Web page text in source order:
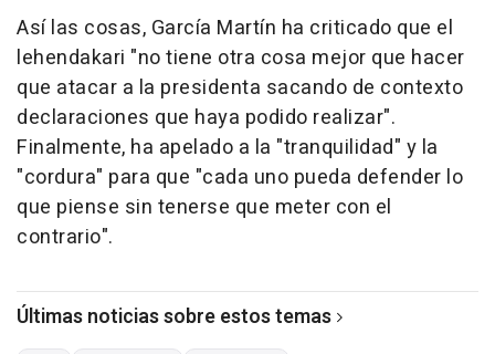
Así las cosas, García Martín ha criticado que el
lehendakari "no tiene otra cosa mejor que hacer
que atacar a la presidenta sacando de contexto
declaraciones que haya podido realizar".
Finalmente, ha apelado a la "tranquilidad" y la
"cordura" para que "cada uno pueda defender lo
que piense sin tenerse que meter con el
contrario".
Últimas noticias sobre estos temas